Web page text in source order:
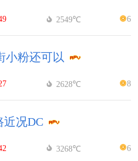
2549℃ 6
小粉还可以
2628℃ 8
近况DC
3268℃ 6